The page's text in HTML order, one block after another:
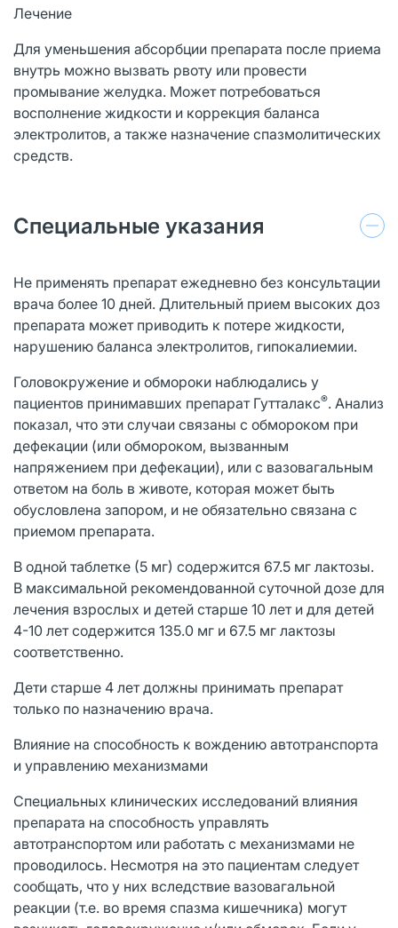
Лечение
Для уменьшения абсорбции препарата после приема
внутрь можно вызвать рвоту или провести
промывание желудка. Может потребоваться
восполнение жидкости и коррекция баланса
электролитов, а также назначение спазмолитических
средств.
Специальные указания
Не применять препарат ежедневно без консультации
врача более 10 дней. Длительный прием высоких доз
препарата может приводить к потере жидкости,
нарушению баланса электролитов, гипокалиемии.
Головокружение и обмороки наблюдались у
пациентов принимавших препарат Гутталакс®. Анализ
показал, что эти случаи связаны с обмороком при
дефекации (или обмороком, вызванным
напряжением при дефекации), или с вазовагальным
ответом на боль в животе, которая может быть
обусловлена запором, и не обязательно связана с
приемом препарата.
В одной таблетке (5 мг) содержится 67.5 мг лактозы.
В максимальной рекомендованной суточной дозе для
лечения взрослых и детей старше 10 лет и для детей
4-10 лет содержится 135.0 мг и 67.5 мг лактозы
соответственно.
Дети старше 4 лет должны принимать препарат
только по назначению врача.
Влияние на способность к вождению автотранспорта
и управлению механизмами
Специальных клинических исследований влияния
препарата на способность управлять
автотранспортом или работать с механизмами не
проводилось. Несмотря на это пациентам следует
сообщать, что у них вследствие вазовагальной
реакции (т.е. во время спазма кишечника) могут